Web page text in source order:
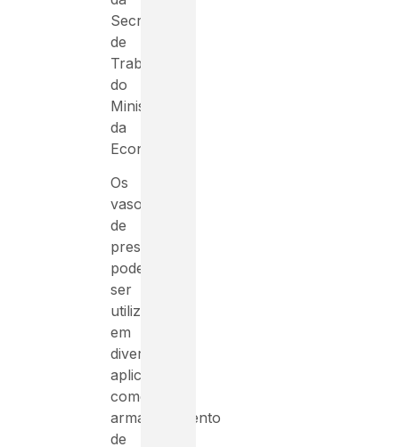
Secretaria
de
Trabalho
do
Ministério
da
Economia.
Os
vasos
de
pressão
podem
ser
utilizados
em
diversas
aplicações,
como
armazenamento
de